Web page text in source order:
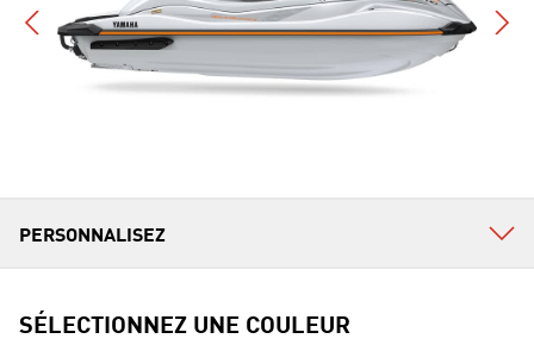
SÉLECTIONNEZ UNE COULEUR